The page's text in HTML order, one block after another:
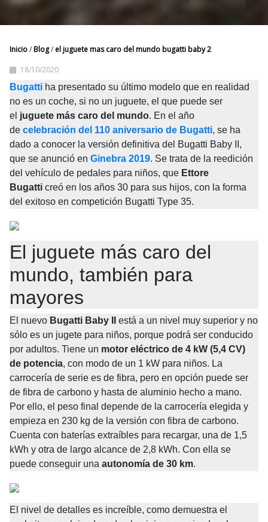
Inicio/Blog/ el juguete mas caro del mundo bugatti baby 2
18/10/2020
Bugatti ha presentado su último modelo que en realidad
no es un coche, si no un juguete, el que puede ser
el juguete más caro del mundo. En el año
de celebración del 110 aniversario de Bugatti, se ha
dado a conocer la versión definitiva del Bugatti Baby II,
que se anunció en Ginebra 2019. Se trata de la reedición
del vehículo de pedales para niños, que Ettore
Bugatti creó en los años 30 para sus hijos, con la forma
del exitoso en competición Bugatti Type 35.
El juguete más caro del
mundo, también para
mayores
El nuevo Bugatti Baby II
está a un nivel muy superior y no
sólo es un jugete para niños, porque podrá ser conducido
por adultos. Tiene un motor eléctrico de 4 kW (5,4 CV)
de potencia, con modo de un 1 kW para niños. La
carrocería de serie es de fibra, pero en opción puede ser
de fibra de carbono y hasta de aluminio hecho a mano.
Por ello, el peso final depende de la carrocería elegida y
empieza en 230 kg de la versión con fibra de carbono.
Cuenta con baterías extraíbles para recargar, una de 1,5
kWh y otra de largo alcance de 2,8 kWh. Con ella se
puede conseguir una autonomía de 30 km.
El nivel de detalles es increíble, como demuestra el